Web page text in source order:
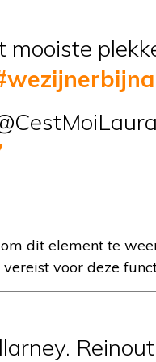
mooiste
dit element te
voor deze
Reinout